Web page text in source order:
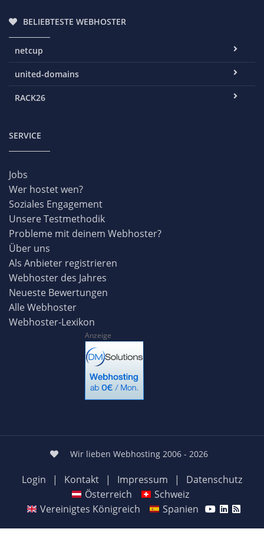
BELIEBTESTE WEBHOSTER
netcup
united-domains
RACK26
SERVICE
Jobs
Wer hostet wen?
Soziales Engagement
Unsere Testmethodik
Probleme mit deinem Webhoster?
Über uns
Als Anbieter registrieren
Webhoster des Jahres
Neueste Bewertungen
Alle Webhoster
Webhoster-Lexikon
Anzeige
Wir lieben Webhosting 2006 - 2026
Login | Kontakt | Impressum |
Datenschutz
Österreich
Schweiz
Vereinigtes Königreich
Spanien